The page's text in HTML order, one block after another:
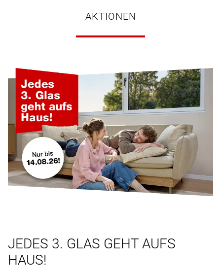
AKTIONEN
JEDES 3. GLAS GEHT AUFS
HAUS!